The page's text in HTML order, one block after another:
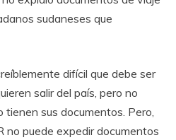
sudaneses que
difícil que debe ser
salir del país, pero no
tienen sus documentos. Pero,
no puede expedir documentos